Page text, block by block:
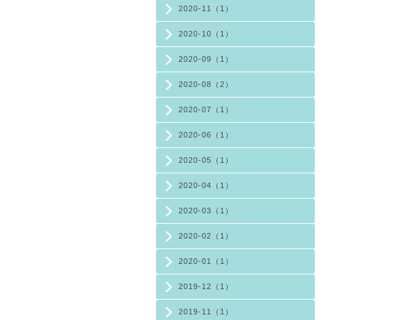
2020-11（1）
2020-10（1）
2020-09（1）
2020-08（2）
2020-07（1）
2020-06（1）
2020-05（1）
2020-04（1）
2020-03（1）
2020-02（1）
2020-01（1）
2019-12（1）
2019-11（1）